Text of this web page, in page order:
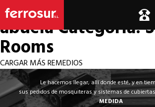
Los por si acaso de la
abuelaCategoría:
Rooms
CARGAR MÁS REMEDIOS
Le hacemos llegar, allí donde esté, y en
sus pedidos de mosquiteras y sistemas de
MEDIDA